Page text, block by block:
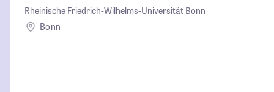
Rheinische Friedrich-Wilhelms-Universität Bonn
Bonn